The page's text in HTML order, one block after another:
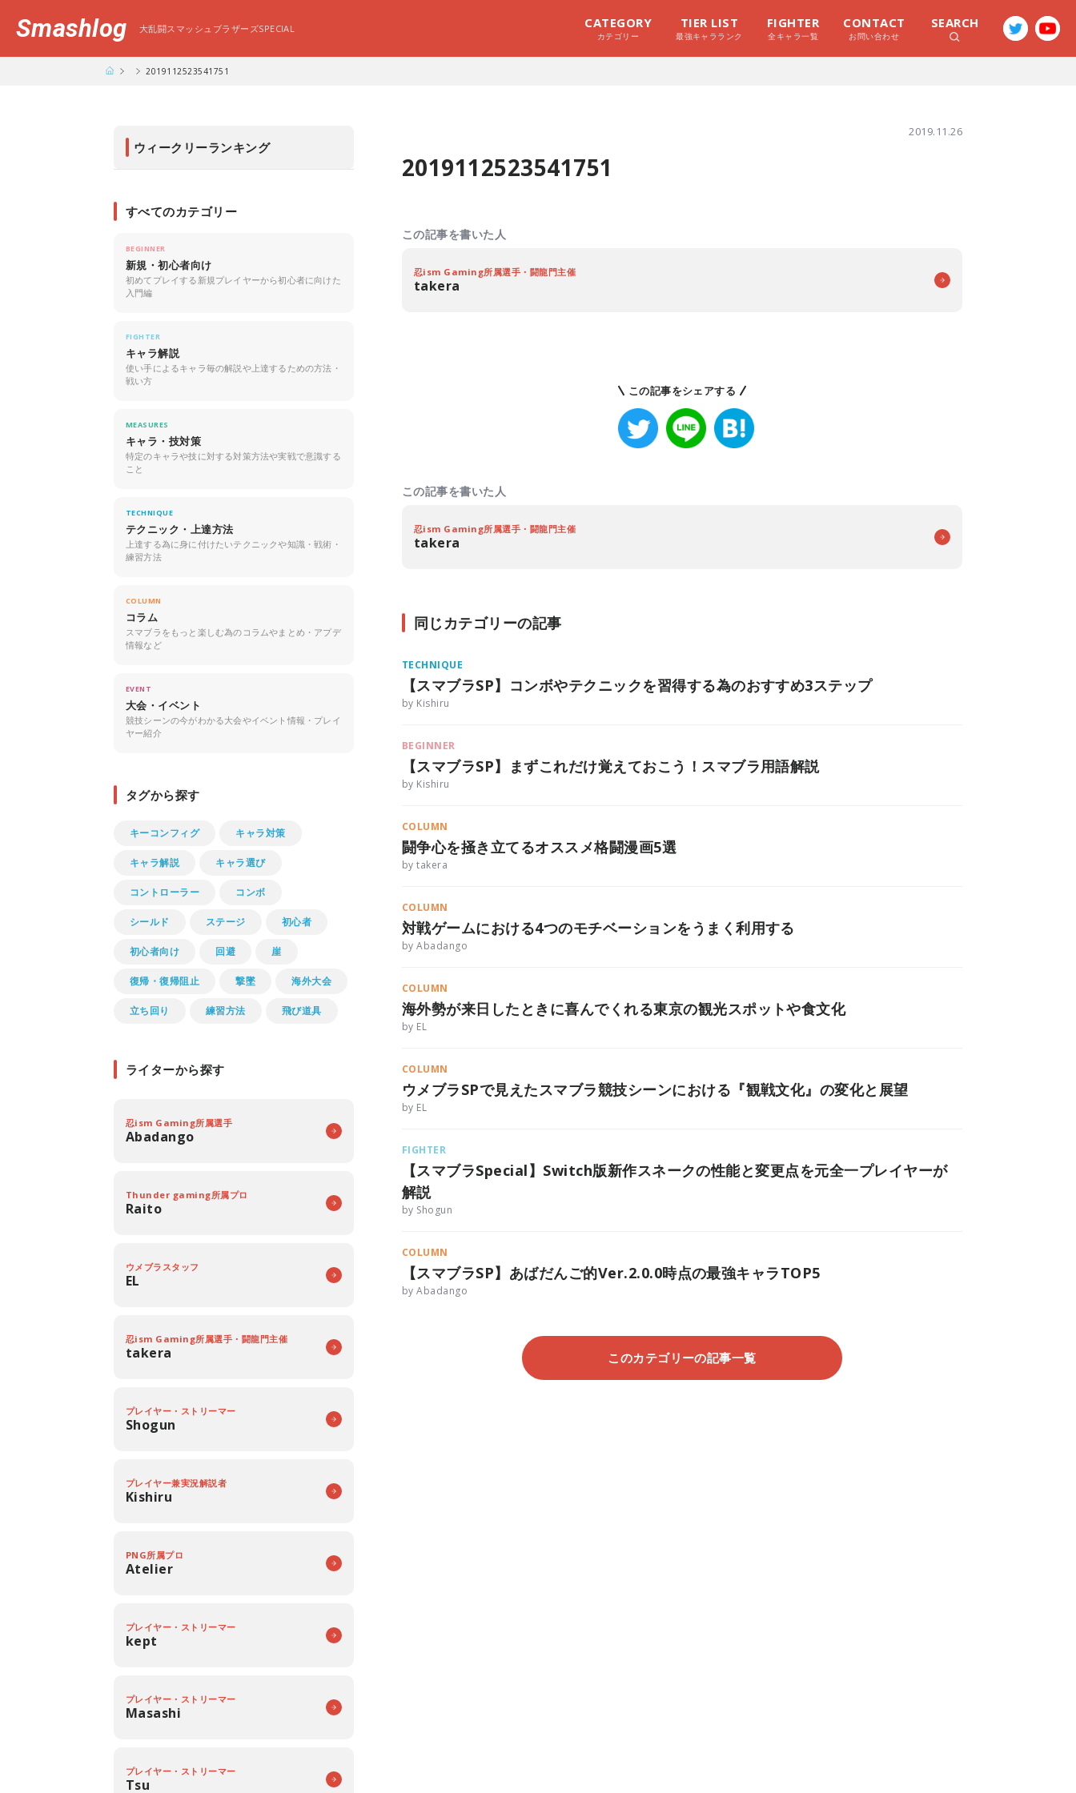
Smashlog 大乱闘スマッシュブラザーズSPECIAL CATEGORY
カテゴリー
TIER LIST
最強キャラランク
FIGHTER
全キャラ一覧
CONTACT
お問い合わせ
SEARCH
2019112523541751
2019.11.26
2019112523541751
この記事を書いた人
忍ism Gaming所属選手・闘龍門主催
takera
この記事をシェアする
この記事を書いた人
忍ism Gaming所属選手・闘龍門主催
takera
同じカテゴリーの記事
TECHNIQUE
【スマブラSP】コンボやテクニックを習得する為のおすすめ3ステップ
by Kishiru
BEGINNER
【スマブラSP】まずこれだけ覚えておこう！スマブラ用語解説
by Kishiru
COLUMN
闘争心を掻き立てるオススメ格闘漫画5選
by takera
COLUMN
対戦ゲームにおける4つのモチベーションをうまく利用する
by Abadango
COLUMN
海外勢が来日したときに喜んでくれる東京の観光スポットや食文化
by EL
COLUMN
ウメブラSPで見えたスマブラ競技シーンにおける『観戦文化』の変化と展望
by EL
FIGHTER
【スマブラSpecial】Switch版新作スネークの性能と変更点を元全一プレイヤーが
解説
by Shogun
COLUMN
【スマブラSP】あばだんご的Ver.2.0.0時点の最強キャラTOP5
by Abadango
このカテゴリーの記事一覧
ウィークリーランキング
すべてのカテゴリー
BEGINNER
新規・初心者向け
初めてプレイする新規プレイヤーから初心者に向けた
入門編
FIGHTER
キャラ解説
使い手によるキャラ毎の解説や上達するための方法・
戦い方
MEASURES
キャラ・技対策
特定のキャラや技に対する対策方法や実戦で意識する
こと
TECHNIQUE
テクニック・上達方法
上達する為に身に付けたいテクニックや知識・戦術・
練習方法
COLUMN
コラム
スマブラをもっと楽しむ為のコラムやまとめ・アプデ
情報など
EVENT
大会・イベント
競技シーンの今がわかる大会やイベント情報・プレイ
ヤー紹介
タグから探す
キーコンフィグ キャラ対策
キャラ解説 キャラ選び
コントローラー コンボ
シールド ステージ 初心者
初心者向け 回避 崖
復帰・復帰阻止 撃墜 海外大会
立ち回り 練習方法 飛び道具
ライターから探す
忍ism Gaming所属選手
Abadango
Thunder gaming所属プロ
Raito
ウメブラスタッフ
EL
忍ism Gaming所属選手・闘龍門主催
takera
プレイヤー・ストリーマー
Shogun
プレイヤー兼実況解説者
Kishiru
PNG所属プロ
Atelier
プレイヤー・ストリーマー
kept
プレイヤー・ストリーマー
Masashi
プレイヤー・ストリーマー
Tsu